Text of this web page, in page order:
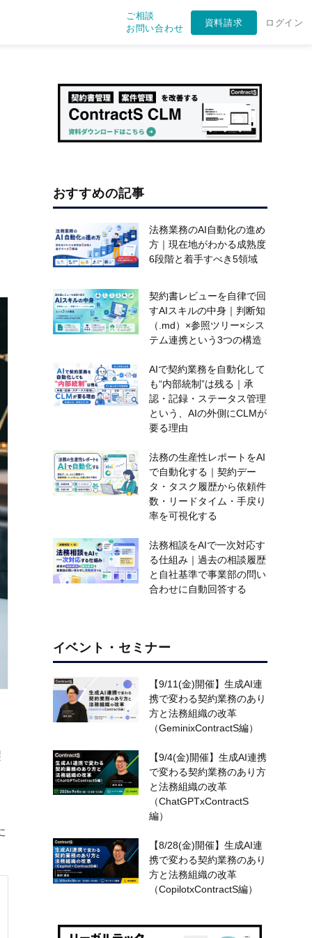
ご相談
お問い合わせ
資料請求 ログイン
おすすめの記事
法務業務のAI自動化の進め
方｜現在地がわかる成熟度
6段階と着手すべき5領域
契約書レビューを自律で回
すAIスキルの中身｜判断知
（.md）×参照ツリー×シス
テム連携という3つの構造
AIで契約業務を自動化して
も“内部統制”は残る｜承
認・記録・ステータス管理
という、AIの外側にCLMが
要る理由
法務の生産性レポートをAI
で自動化する｜契約デー
タ・タスク履歴から依頼件
数・リードタイム・手戻り
率を可視化する
法務相談をAIで一次対応す
る仕組み｜過去の相談履歴
と自社基準で事業部の問い
合わせに自動回答する
イベント・セミナー
【9/11(金)開催】生成AI連
携で変わる契約業務のあり
方と法務組織の改革
（GeminixContractS編）
【9/4(金)開催】生成AI連携
で変わる契約業務のあり方
と法務組織の改革
（ChatGPTxContractS
編）
【8/28(金)開催】生成AI連
携で変わる契約業務のあり
方と法務組織の改革
（CopilotxContractS編）